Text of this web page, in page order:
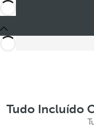
Tudo Incluído